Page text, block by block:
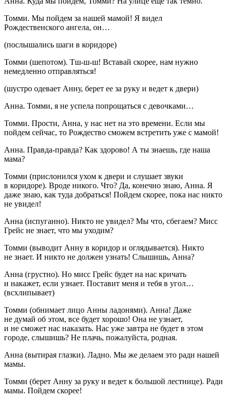
Томми. Мы пойдем за нашей мамой! Я видел
Рождественского ангела, он…
(послышались шаги в коридоре)
Томми (шепотом). Тш-ш-ш! Вставай скорее, нам нужно
немедленно отправляться!
(шустро одевает Анну, берет ее за руку и ведет к двери)
Анна. Томми, я не успела попрощаться с девочками…
Томми. Прости, Анна, у нас нет на это времени. Если мы
пойдем сейчас, то Рождество сможем встретить уже с мамой!
Анна. Правда-правда? Как здорово! А ты знаешь, где наша
мама?
Томми (прислонился ухом к двери и слушает звуки
в коридоре). Вроде никого. Что? Да, конечно знаю, Анна. Я
даже знаю, как туда добраться! Пойдем скорее, пока нас никто
не увидел!
Анна (испуганно). Никто не увидел? Мы что, сбегаем? Мисс
Грейс не знает, что мы уходим?
Томми (выводит Анну в коридор и оглядывается). Никто
не знает. И никто не должен узнать! Слышишь, Анна?
Анна (грустно). Но мисс Грейс будет на нас кричать
и накажет, если узнает. Поставит меня и тебя в угол…
(всхлипывает)
Томми (обнимает лицо Анны ладонями). Анна! Даже
не думай об этом, все будет хорошо! Она не узнает,
и не сможет нас наказать. Нас уже завтра не будет в этом
городе, слышишь? Не плачь, пожалуйста, родная.
Анна (вытирая глазки). Ладно. Мы же делаем это ради нашей
мамы.
Томми (берет Анну за руку и ведет к большой лестнице). Ради
мамы. Пойдем скорее!